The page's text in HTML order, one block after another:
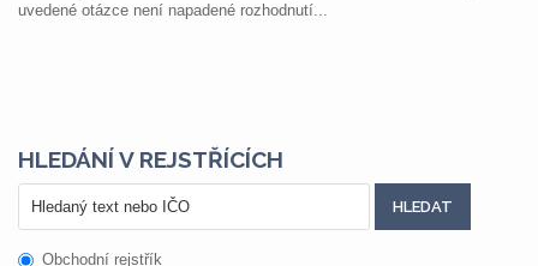
uvedené otázce není napadené rozhodnutí...
HLEDÁNÍ V REJSTŘÍCÍCH
Obchodní rejstřík